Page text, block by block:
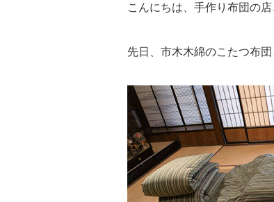
こんにちは、手作り布団の
先日、市木木綿のこたつ布